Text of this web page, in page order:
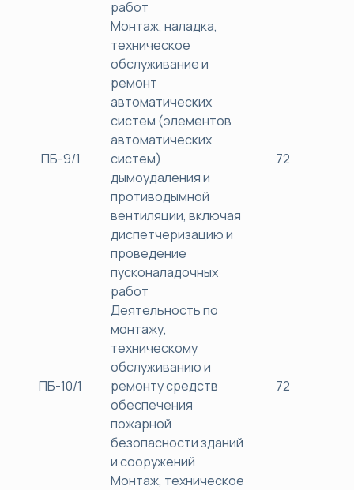
работ
ПБ-9/1
Монтаж, наладка,
техническое
обслуживание и
ремонт
автоматических
систем (элементов
автоматических
систем)
дымоудаления и
противодымной
вентиляции, включая
диспетчеризацию и
проведение
пусконаладочных
работ
72
ПБ-10/1
Деятельность по
монтажу,
техническому
обслуживанию и
ремонту средств
обеспечения
пожарной
безопасности зданий
и сооружений
72
Монтаж, техническое